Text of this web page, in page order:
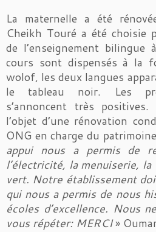
La maternelle a été
Cheikh Touré a été choisie
de l’enseignement bilingue
cours sont dispensés à la
wolof, les deux langues
le tableau noir. Les
s’annoncent très
l’objet d’une rénovation
ONG en charge du
appui nous a permis de
l’électricité, la menuiserie, la
vert. Notre établissement
qui nous a permis de nous
écoles d’excellence. Nous
vous répéter: MERCI»